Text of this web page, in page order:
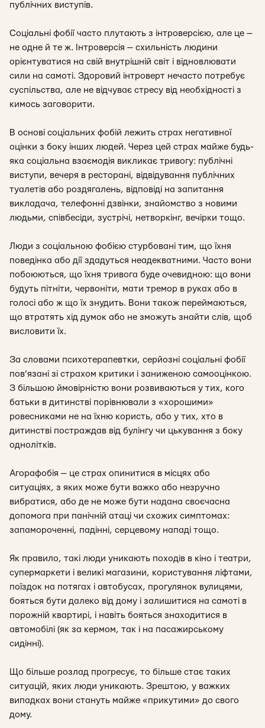
публічних виступів.
Соціальні фобії часто плутають з інтроверсією, але це —
не одне й те ж. Інтроверсія — схильність людини
орієнтуватися на свій внутрішній світ і відновлювати
сили на самоті. Здоровий інтроверт нечасто потребує
суспільства, але не відчуває стресу від необхідності з
кимось заговорити.
В основі соціальних фобій лежить страх негативної
оцінки з боку інших людей. Через цей страх майже будь-
яка соціальна взаємодія викликає тривогу: публічні
виступи, вечеря в ресторані, відвідування публічних
туалетів або роздягалень, відповіді на запитання
викладача, телефонні дзвінки, знайомство з новими
людьми, співбесіди, зустрічі, нетворкінг, вечірки тощо.
Люди з соціальною фобією стурбовані тим, що їхня
поведінка або дії здадуться неадекватними. Часто вони
побоюються, що їхня тривога буде очевидною: що вони
будуть пітніти, червоніти, мати тремор в руках або в
голосі або ж що їх знудить. Вони також переймаються,
що втратять хід думок або не зможуть знайти слів, щоб
висловити їх.
За словами психотерапевтки, серйозні соціальні фобії
пов’язані зі страхом критики і заниженою самооцінкою.
З більшою ймовірністю вони розвиваються у тих, кого
батьки в дитинстві порівнювали з «хорошими»
ровесниками не на їхню користь, або у тих, хто в
дитинстві постраждав від булінгу чи цькування з боку
однолітків.
Агорафобія — це страх опинитися в місцях або
ситуаціях, з яких може бути важко або незручно
вибратися, або де не може бути надана своєчасна
допомога при панічній атаці чи схожих симптомах:
запамороченні, падінні, серцевому нападі тощо.
Як правило, такі люди уникають походів в кіно і театри,
супермаркети і великі магазини, користування ліфтами,
поїздок на потягах і автобусах, прогулянок вулицями,
бояться бути далеко від дому і залишитися на самоті в
порожній квартирі, і навіть бояться знаходитися в
автомобілі (як за кермом, так і на пасажирському
сидінні).
Що більше розлад прогресує, то більше стає таких
ситуацій, яких люди уникають. Зрештою, у важких
випадках вони стануть майже «прикутими» до свого
дому.